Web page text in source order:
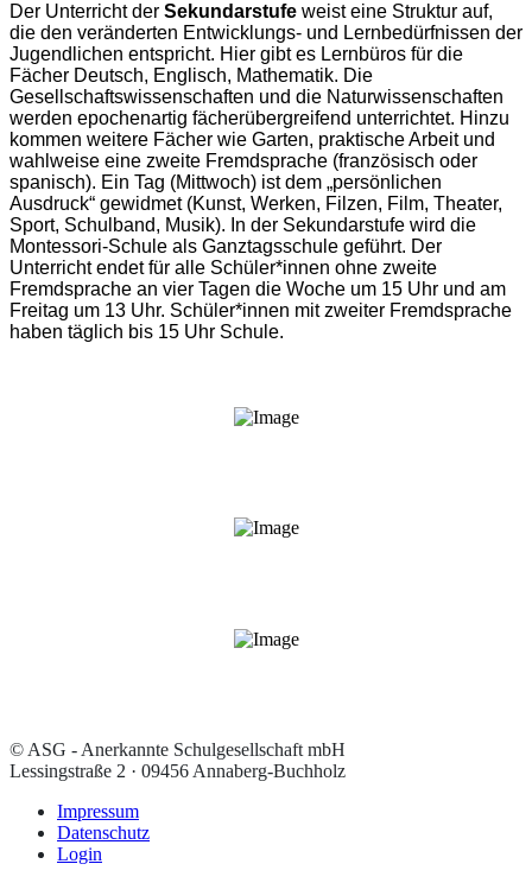
Der Unterricht der Sekundarstufe weist eine Struktur auf,
die den veränderten Entwicklungs- und Lernbedürfnissen der
Jugendlichen entspricht. Hier gibt es Lernbüros für die
Fächer Deutsch, Englisch, Mathematik. Die
Gesellschaftswissenschaften und die Naturwissenschaften
werden epochenartig fächerübergreifend unterrichtet. Hinzu
kommen weitere Fächer wie Garten, praktische Arbeit und
wahlweise eine zweite Fremdsprache (französisch oder
spanisch). Ein Tag (Mittwoch) ist dem „persönlichen
Ausdruck“ gewidmet (Kunst, Werken, Filzen, Film, Theater,
Sport, Schulband, Musik). In der Sekundarstufe wird die
Montessori-Schule als Ganztagsschule geführt. Der
Unterricht endet für alle Schüler*innen ohne zweite
Fremdsprache an vier Tagen die Woche um 15 Uhr und am
Freitag um 13 Uhr. Schüler*innen mit zweiter Fremdsprache
haben täglich bis 15 Uhr Schule.
© ASG - Anerkannte Schulgesellschaft mbH
Lessingstraße 2 · 09456 Annaberg-Buchholz
Impressum
Datenschutz
Login